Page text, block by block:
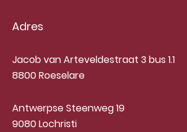
Adres
Jacob van Arteveldestraat 3 bus 1.1
8800 Roeselare
Antwerpse Steenweg 19
9080 Lochristi